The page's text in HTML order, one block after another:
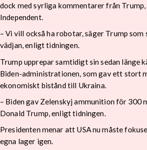
dock med syrliga kommentarer från
Independent.
– Vi vill också ha robotar, säger Trump som
vädjan, enligt tidningen.
Trump upprepar samtidigt sin sedan länge
Biden-administrationen, som gav ett stort
ekonomiskt bistånd till Ukraina.
– Biden gav Zelenskyj ammunition för 300
Donald Trump, enligt tidningen.
Presidenten menar att USA nu måste
egna lager igen.